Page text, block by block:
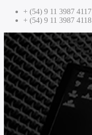
+ (54) 9 11 3987 4117
+ (54) 9 11 3987 4118